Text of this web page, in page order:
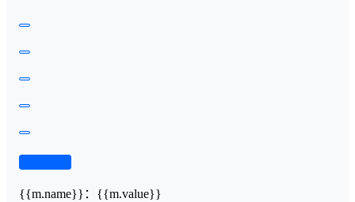
{{m.name}} ： {{m.value}}